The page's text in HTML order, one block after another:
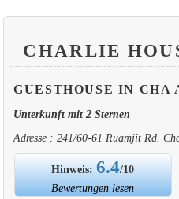
CHARLIE
GUESTHOUSE IN CHA
Unterkunft mit 2 Sternen
Adresse : 241/60-61 Ruamjit Rd.
Hinweis:6.4/10
Bewertungen lesen